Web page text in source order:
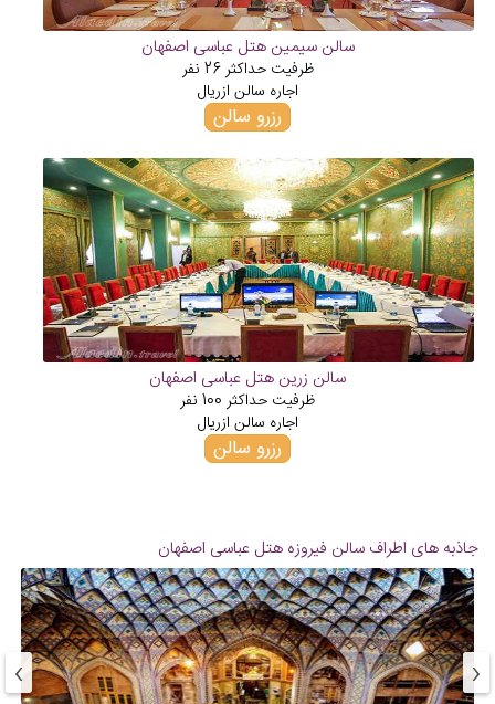
سالن سیمین هتل عباسی اصفهان
ظرفیت حداکثر26 نفر
اجاره سالن ازریال
رزرو سالن
سالن زرین هتل عباسی اصفهان
ظرفیت حداکثر 100 نفر
اجاره سالن ازریال
رزرو سالن
جاذبه های اطراف سالن فیروزه هتل عباسی اصفهان
‹
›